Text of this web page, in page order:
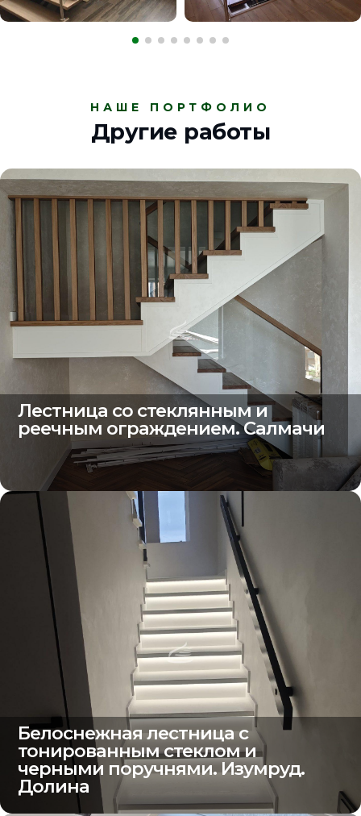
НАШЕ ПОРТФОЛИО
Другие работы
Лестница со стеклянным и
реечным ограждением. Салмачи
Белоснежная лестница с
тонированным стеклом и
черными поручнями. Изумруд.
Долина